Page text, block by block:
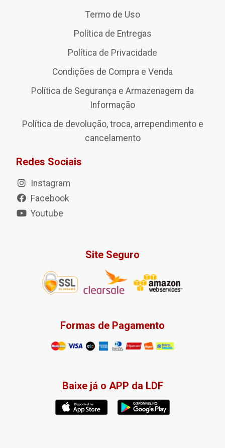
Termo de Uso
Política de Entregas
Política de Privacidade
Condições de Compra e Venda
Política de Segurança e Armazenagem da
Informação
Política de devolução, troca, arrependimento e
cancelamento
Redes Sociais
Instagram
Facebook
Youtube
Site Seguro
Formas de Pagamento
Baixe já o APP da LDF